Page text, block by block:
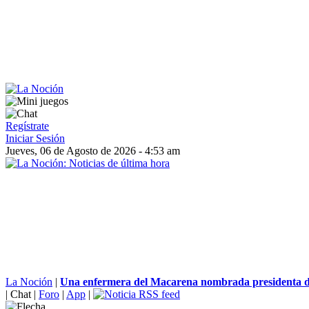
Regístrate
Iniciar Sesión
Jueves, 06 de Agosto de 2026 - 4:53 am
La Noción | Una enfermera del Macarena nombrada presidenta
| Chat | Foro | App |